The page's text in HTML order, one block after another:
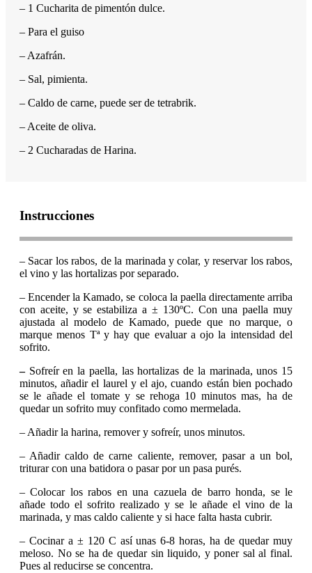
– 1 Cucharita de pimentón dulce.
– Para el guiso
– Azafrán.
– Sal, pimienta.
– Caldo de carne, puede ser de tetrabrik.
– Aceite de oliva.
– 2 Cucharadas de Harina.
Instrucciones
– Sacar los rabos, de la marinada y colar, y reservar los rabos,
el vino y las hortalizas por separado.
– Encender la Kamado, se coloca la paella directamente arriba
con aceite, y se estabiliza a ± 130ºC. Con una paella muy
ajustada al modelo de Kamado, puede que no marque, o
marque menos Tª y hay que evaluar a ojo la intensidad del
sofrito.
– Sofreír en la paella, las hortalizas de la marinada, unos 15
minutos, añadir el laurel y el ajo, cuando están bien pochado
se le añade el tomate y se rehoga 10 minutos mas, ha de
quedar un sofrito muy confitado como mermelada.
– Añadir la harina, remover y sofreír, unos minutos.
– Añadir caldo de carne caliente, remover, pasar a un bol,
triturar con una batidora o pasar por un pasa purés.
– Colocar los rabos en una cazuela de barro honda, se le
añade todo el sofrito realizado y se le añade el vino de la
marinada, y mas caldo caliente y si hace falta hasta cubrir.
– Cocinar a ± 120 C así unas 6-8 horas, ha de quedar muy
meloso. No se ha de quedar sin liquido, y poner sal al final.
Pues al reducirse se concentra.